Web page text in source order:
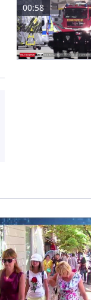
00:58